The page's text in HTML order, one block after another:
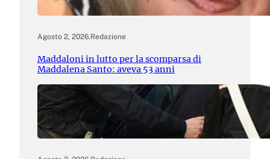
Agosto 2, 2026.Redazione
Maddaloni in lutto per la scomparsa di
Maddalena Santo: aveva 53 anni